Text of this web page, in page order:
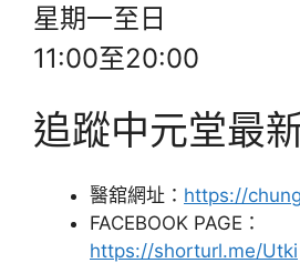
星期一至日
11:00至20:00
追蹤中元堂最
醫舘網址： https://
FACEBOOK PAGE：
https://shorturl.me/Utki